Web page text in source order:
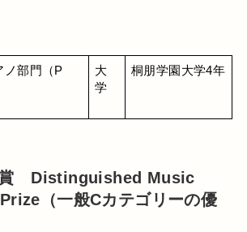
ノ部門（P
大
学
桐朋学園大学4年
賞 Distinguished Music
（一般Cカテゴリーの優